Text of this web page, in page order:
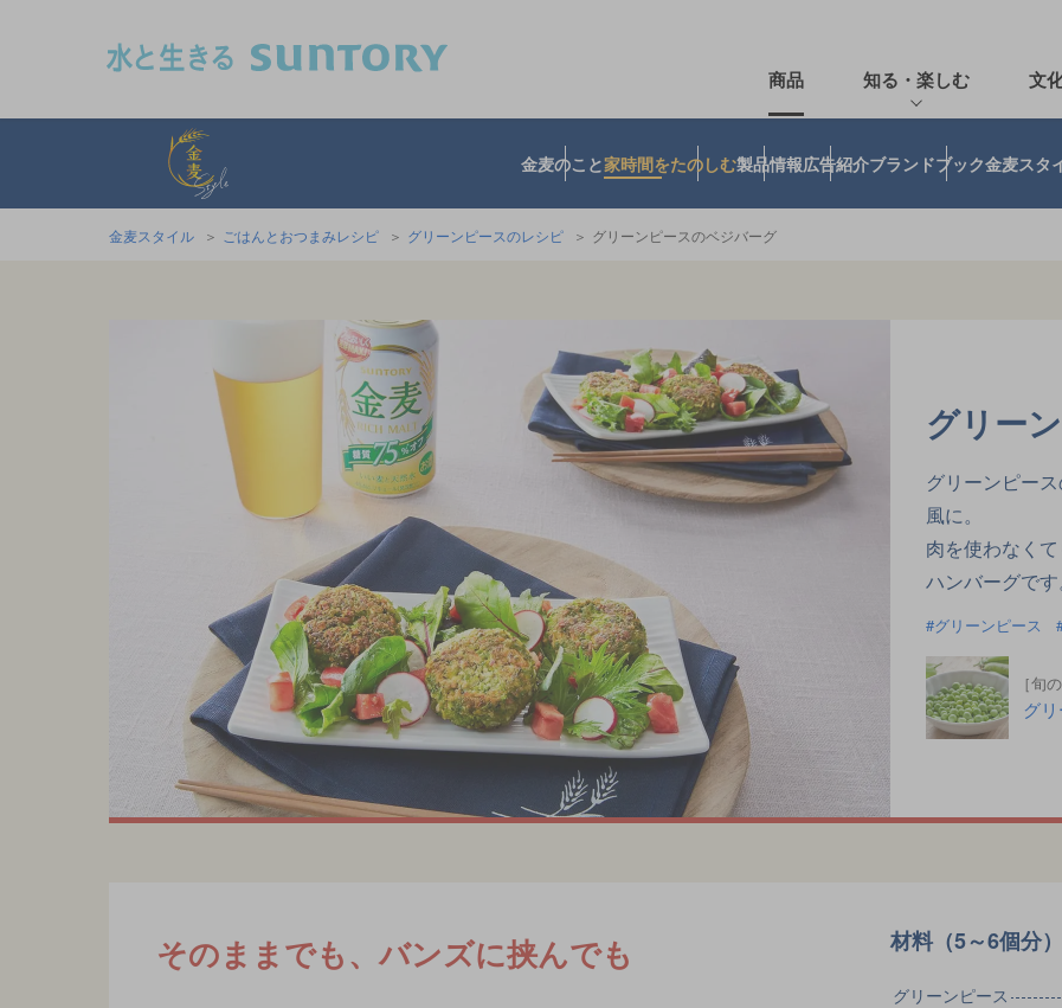
商品 知る・楽しむ 文
金麦のこと家時間をたのしむ製品情報広告紹介ブランドブック金麦スタ
金麦スタイル ごはんとおつまみレシピ グリーンピースのレシピ グリーンピースのベジバーグ
グリー
グリーンピー
風に。
肉を使わなく
ハンバーグです
グリーンピース
［旬
グ
そのままでも、バンズに挟んでも 材料（5～6個分）
グリーンピース